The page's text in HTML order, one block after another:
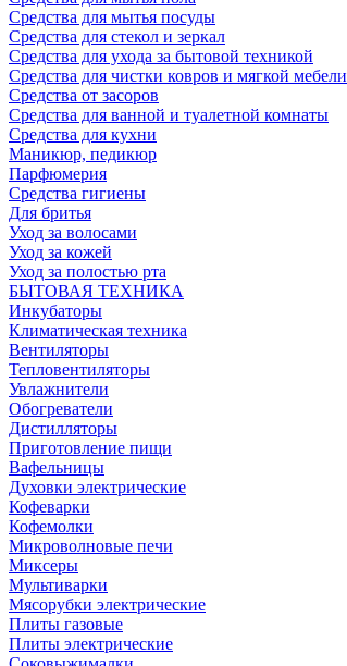
Средства для мытья посуды
Средства для стекол и зеркал
Средства для ухода за бытовой техникой
Средства для чистки ковров и мягкой мебели
Средства от засоров
Средства для ванной и туалетной комнаты
Средства для кухни
Маникюр, педикюр
Парфюмерия
Средства гигиены
Для бритья
Уход за волосами
Уход за кожей
Уход за полостью рта
БЫТОВАЯ ТЕХНИКА
Инкубаторы
Климатическая техника
Вентиляторы
Тепловентиляторы
Увлажнители
Обогреватели
Дистилляторы
Приготовление пищи
Вафельницы
Духовки электрические
Кофеварки
Кофемолки
Микроволновые печи
Миксеры
Мультиварки
Мясорубки электрические
Плиты газовые
Плиты электрические